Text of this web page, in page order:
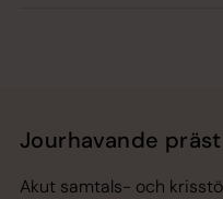
Jourhavande präst
Akut samtals- och